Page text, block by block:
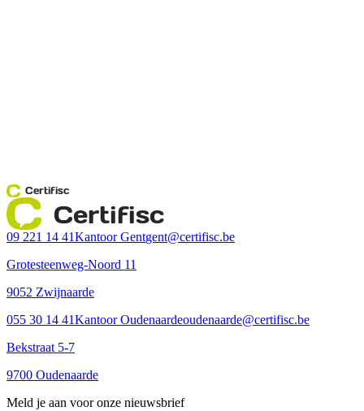
Certifisc
Certifisc
09 221 14 41Kantoor Gentgent@certifisc.be
Grotesteenweg-Noord 11
9052 Zwijnaarde
055 30 14 41Kantoor Oudenaardeoudenaarde@certifisc.be
Bekstraat 5-7
9700 Oudenaarde
Meld je aan voor onze nieuwsbrief